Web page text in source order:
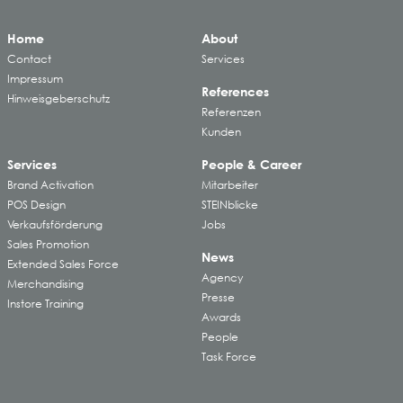
Home
Contact
Impressum
Hinweisgeberschutz
About
Services
References
Referenzen
Kunden
Services
Brand Activation
POS Design
Verkaufsförderung
Sales Promotion
Extended Sales Force
Merchandising
Instore Training
People & Career
Mitarbeiter
STEINblicke
Jobs
News
Agency
Presse
Awards
People
Task Force